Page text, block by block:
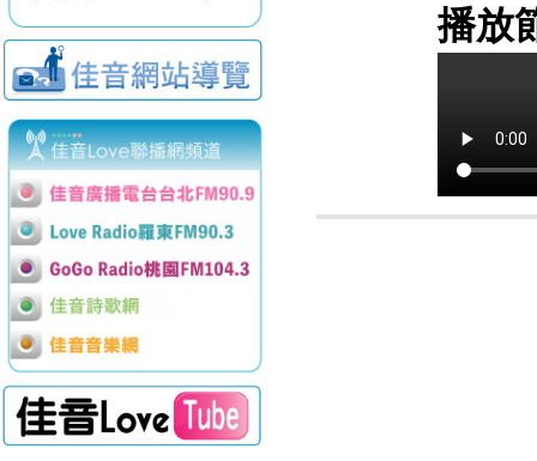
播放